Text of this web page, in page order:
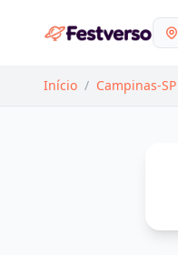
Início / Campinas-SP